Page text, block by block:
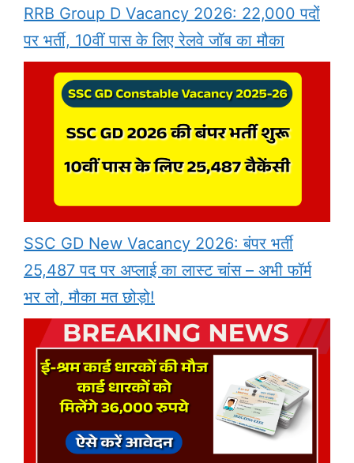
RRB Group D Vacancy 2026: 22,000 पदों
पर भर्ती, 10वीं पास के लिए रेलवे जॉब का मौका
SSC GD New Vacancy 2026: बंपर भर्ती
25,487 पद पर अप्लाई का लास्ट चांस – अभी फॉर्म
भर लो, मौका मत छोड़ो!